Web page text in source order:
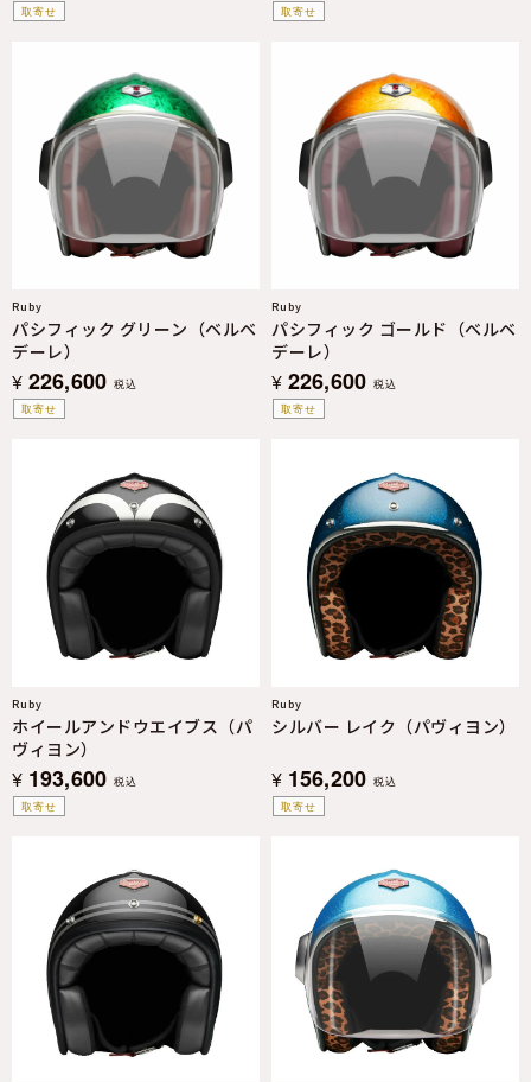
取寄せ
取寄せ
取寄せ
Ruby
パシフィック グリーン（ベルベ
デーレ）
¥ 226,600 税込
取寄せ
Ruby
パシフィック ゴールド（ベルベ
デーレ）
¥ 226,600 税込
取寄せ
Ruby
ホイールアンドウエイブス（パ
ヴィヨン）
¥ 193,600 税込
取寄せ
Ruby
シルバー レイク（パヴィヨン）
¥ 156,200 税込